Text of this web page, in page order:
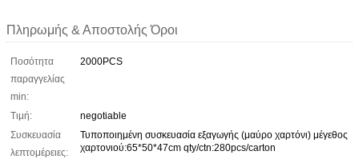
Πληρωμής & Αποστολής Όροι
Ποσότητα
παραγγελίας
min:
2000PCS
Τιμή:
negotiable
Συσκευασία
λεπτομέρειες:
Τυποποιημένη συσκευασία εξαγωγής (μαύρο χαρτόνι) μέγεθος
χαρτονιού:65*50*47cm qty/ctn:280pcs/carton